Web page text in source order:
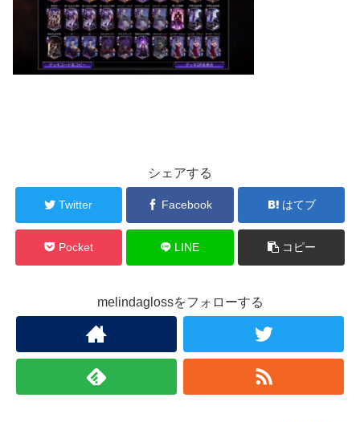
シェアする
Twitter Facebook はてブ
Pocket LINE コピー
melindaglossをフォローする